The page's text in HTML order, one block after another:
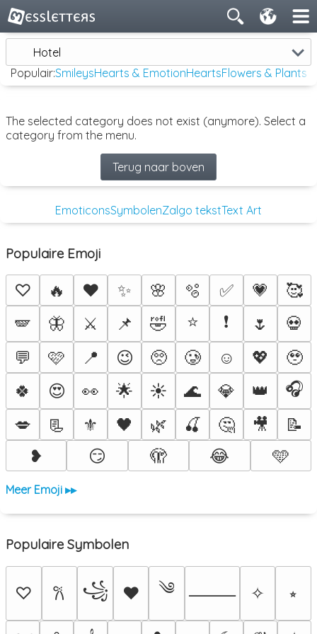
Hotel
Populair:SmileysHearts & EmotionHeartsFlowers & Plants
The selected category does not exist (anymore). Select a
category from the menu.
Terug naar boven
EmoticonsSymbolenZalgo tekstText Art
Populaire Emoji
♡ 🔥 ❤️ ✨ 🌸 🫧 ✅ 💗
🥰
🪽
🦋 ⚔️ 📌 🤣 ⭐ ❗ 🌷
💀
💬
🩷 📍 😉 🥺 🥲 ☺️ 💖
🥹
🍀
😍 👀 🌟 ☀️ 🌊 💎 👑
🎧
💋
📃 ⚜️ 🖤 🌿 🍒 🤔 🎥
📝
❥
😏 🫣 😂 🩵
Meer Emoji ▸▸
Populaire Symbolen
♡ 𐙚 ꧁ ♥ ༄ ⸻ ✧ ⭒